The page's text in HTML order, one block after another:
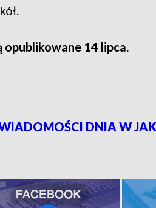
14 lipca.
DNIA W